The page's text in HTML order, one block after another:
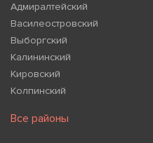
Адмиралтейский
Василеостровский
Выборгский
Калининский
Кировский
Колпинский
Все районы